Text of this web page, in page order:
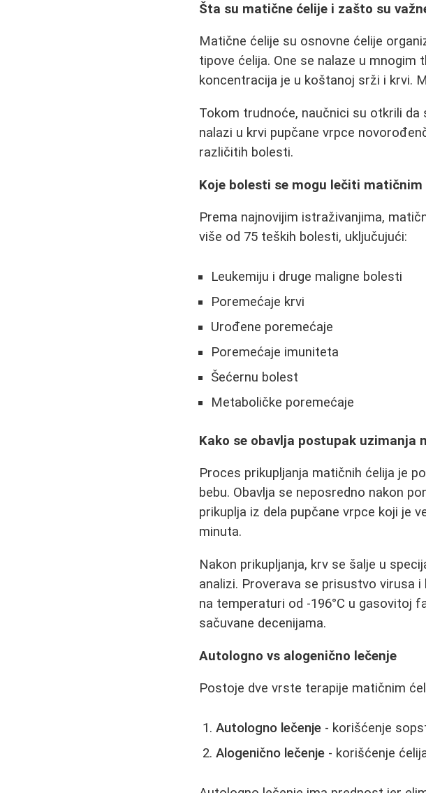
Šta su matične ćelije i zašto su
Matične ćelije su osnovne ćelije
tipove ćelija. One se nalaze u mnogim
koncentracija je u koštanoj srži i krvi.
Tokom trudnoće, naučnici su otkrili
nalazi u krvi pupčane vrpce
različitih bolesti.
Koje bolesti se mogu lečiti matičnim
Prema najnovijim istraživanjima,
više od 75 teških bolesti, uključujući:
Leukemiju i druge maligne bolesti
Poremećaje krvi
Urođene poremećaje
Poremećaje imuniteta
Šećernu bolest
Metaboličke poremećaje
Kako se obavlja postupak uzimanja
Proces prikupljanja matičnih ćelija je
bebu. Obavlja se neposredno nakon
prikuplja iz dela pupčane vrpce koji je
minuta.
Nakon prikupljanja, krv se šalje u
analizi. Proverava se prisustvo virusa
na temperaturi od -196°C u gasovitoj
sačuvane decenijama.
Autologno vs alogenično lečenje
Postoje dve vrste terapije matičnim
Autologno lečenje - korišćenje
Alogenično lečenje - korišćenje